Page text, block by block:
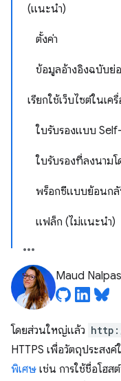
(แนะนำ)
ตั้งค่า
ข้อมูลอ้างอิงฉบับย่
เรียกใช้เว็บไซต์ในเค
ใบรับรองแบบ
ใบรับรองที่ลงนาม
พร็อกซีแบบย้อนก
แฟล็ก (ไม่แนะนำ)
Maud Nalpas
โดยส่วนใหญ่แล้ว
HTTPS เพื่อวัตถุประสง
พิเศษ เช่น การใช้ชื่อโฮ